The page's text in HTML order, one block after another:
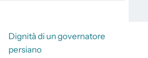
Dignità di un governatore
persiano